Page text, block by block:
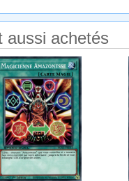
aussi achetés